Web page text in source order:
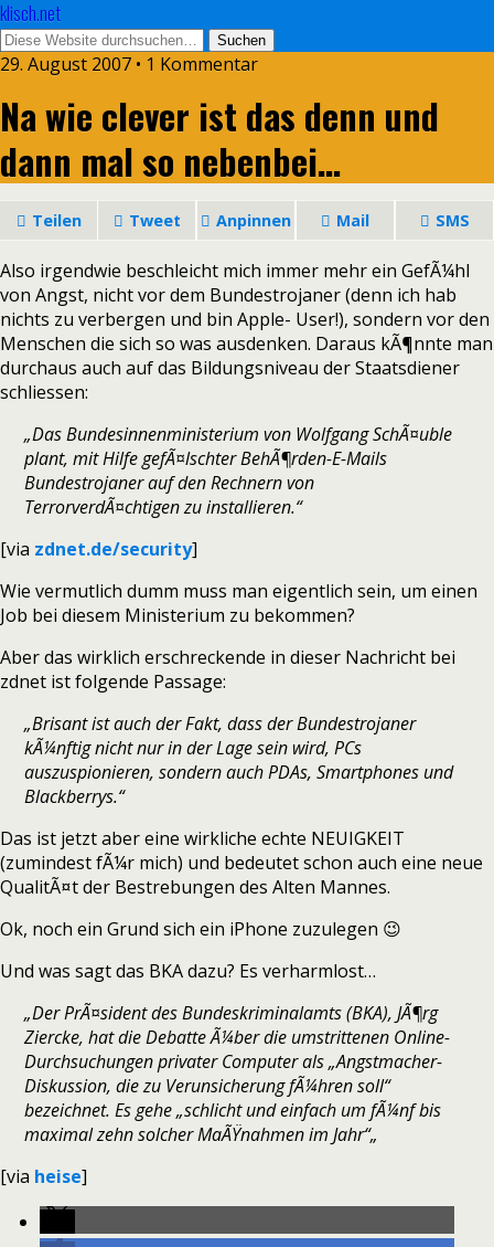
klisch.net
29. August 2007 • 1 Kommentar
Na wie clever ist das denn und
dann mal so nebenbei…
Teilen Tweet Anpinnen Mail SMS
Also irgendwie beschleicht mich immer mehr ein GefÃ¼hl
von Angst, nicht vor dem Bundestrojaner (denn ich hab
nichts zu verbergen und bin Apple- User!), sondern vor den
Menschen die sich so was ausdenken. Daraus kÃ¶nnte man
durchaus auch auf das Bildungsniveau der Staatsdiener
schliessen:
„Das Bundesinnenministerium von Wolfgang SchÃ¤uble
plant, mit Hilfe gefÃ¤lschter BehÃ¶rden-E-Mails
Bundestrojaner auf den Rechnern von
TerrorverdÃ¤chtigen zu installieren.“
[via zdnet.de/security]
Wie vermutlich dumm muss man eigentlich sein, um einen
Job bei diesem Ministerium zu bekommen?
Aber das wirklich erschreckende in dieser Nachricht bei
zdnet ist folgende Passage:
„Brisant ist auch der Fakt, dass der Bundestrojaner
kÃ¼nftig nicht nur in der Lage sein wird, PCs
auszuspionieren, sondern auch PDAs, Smartphones und
Blackberrys.“
Das ist jetzt aber eine wirkliche echte NEUIGKEIT
(zumindest fÃ¼r mich) und bedeutet schon auch eine neue
QualitÃ¤t der Bestrebungen des Alten Mannes.
Ok, noch ein Grund sich ein iPhone zuzulegen 😉
Und was sagt das BKA dazu? Es verharmlost…
„Der PrÃ¤sident des Bundeskriminalamts (BKA), JÃ¶rg
Ziercke, hat die Debatte Ã¼ber die umstrittenen Online-
Durchsuchungen privater Computer als „Angstmacher-
Diskussion, die zu Verunsicherung fÃ¼hren soll“
bezeichnet. Es gehe „schlicht und einfach um fÃ¼nf bis
maximal zehn solcher MaÃŸnahmen im Jahr“„
[via heise]